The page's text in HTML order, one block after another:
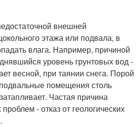
внешней
этажа или подвала, в
влага. Например, причиной
уровень грунтовых вод -
весной, при таянии снега. Порой
помещения столь
Частая причина
- отказ от геологических